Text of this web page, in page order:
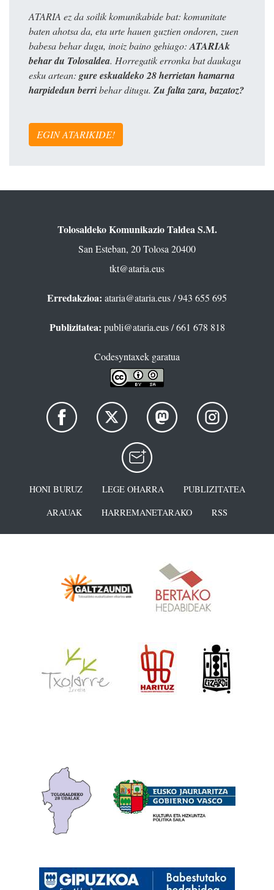
ATARIA ez da soilik komunikabide bat: komunitate
baten ahotsa da, eta urte hauen guztien ondoren, zuen
babesa behar dugu, inoiz baino gehiago:ATARIAk
behar du Tolosaldea. Horregatik erronka bat daukagu
esku artean: gure eskualdeko 28 herrietan hamarna
harpidedun berribehar ditugu. Zu falta zara, bazatoz?
EGIN ATARIKIDE!
Tolosaldeko Komunikazio Taldea S.M.
San Esteban, 20 Tolosa 20400
tkt@ataria.eus
Erredakzioa: ataria@ataria.eus/ 943 655 695
Publizitatea: publi@ataria.eus/ 661 678 818
Codesyntaxek garatua
HONI BURUZ LEGE OHARRA
PUBLIZITATEA
ARAUAK
HARREMANETARAKO RSS